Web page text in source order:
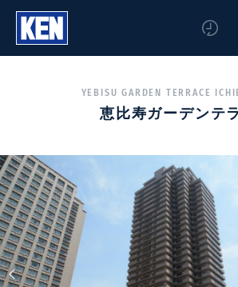
YEBISU GARDEN TERRACE
恵比寿ガーデンテ